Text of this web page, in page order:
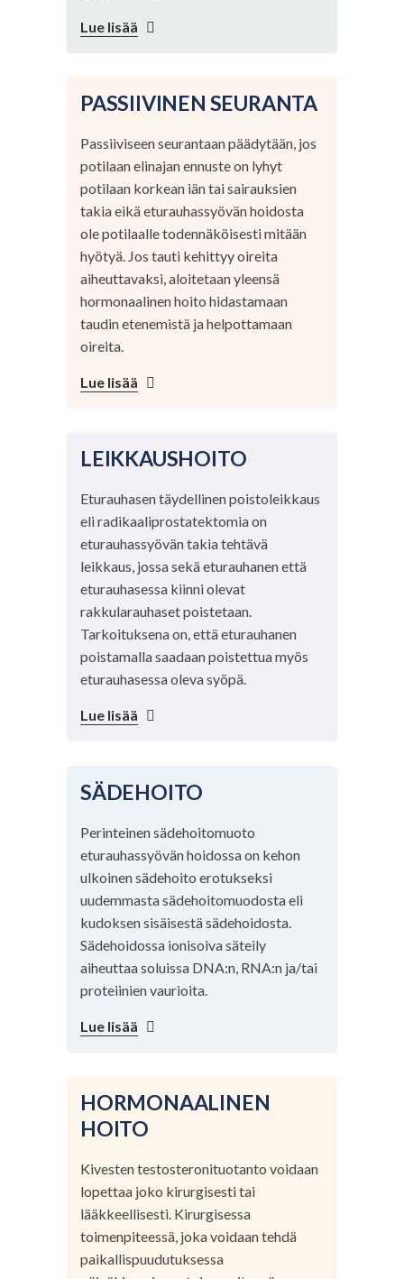
Lue lisää
PASSIIVINEN SEURANTA
Passiiviseen seurantaan päädytään, jos
potilaan elinajan ennuste on lyhyt
potilaan korkean iän tai sairauksien
takia eikä eturauhassyövän hoidosta
ole potilaalle todennäköisesti mitään
hyötyä. Jos tauti kehittyy oireita
aiheuttavaksi, aloitetaan yleensä
hormonaalinen hoito hidastamaan
taudin etenemistä ja helpottamaan
oireita.
Lue lisää
LEIKKAUSHOITO
Eturauhasen täydellinen poistoleikkaus
eli radikaaliprostatektomia on
eturauhassyövän takia tehtävä
leikkaus, jossa sekä eturauhanen että
eturauhasessa kiinni olevat
rakkularauhaset poistetaan.
Tarkoituksena on, että eturauhanen
poistamalla saadaan poistettua myös
eturauhasessa oleva syöpä.
Lue lisää
SÄDEHOITO
Perinteinen sädehoitomuoto
eturauhassyövän hoidossa on kehon
ulkoinen sädehoito erotukseksi
uudemmasta sädehoitomuodosta eli
kudoksen sisäisestä sädehoidosta.
Sädehoidossa ionisoiva säteily
aiheuttaa soluissa DNA:n, RNA:n ja/tai
proteiinien vaurioita.
Lue lisää
HORMONAALINEN
HOITO
Kivesten testosteronituotanto voidaan
lopettaa joko kirurgisesti tai
lääkkeellisesti. Kirurgisessa
toimenpiteessä, joka voidaan tehdä
paikallispuudutuksessa